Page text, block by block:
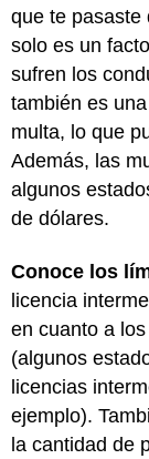
que te pasaste
solo es un
sufren los
también es
multa, lo que
Además, las
algunos
de dólares.
Conoce los
licencia
en cuanto a
(algunos
licencias
ejemplo).
la cantidad de